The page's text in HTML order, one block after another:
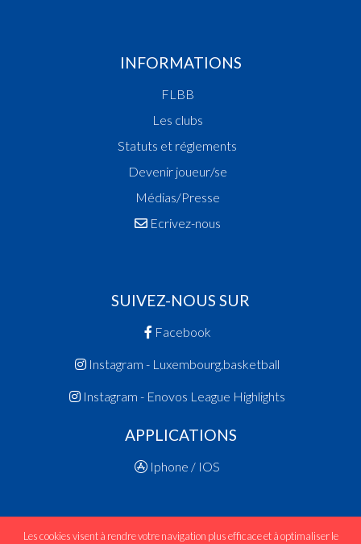
INFORMATIONS
FLBB
Les clubs
Statuts et réglements
Devenir joueur/se
Médias/Presse
Ecrivez-nous
SUIVEZ-NOUS SUR
Facebook
Instagram - Luxembourg.basketball
Instagram - Enovos League Highlights
APPLICATIONS
Iphone / IOS
Les cookies visent à rendre votre navigation plus efficace et à optimaliser le